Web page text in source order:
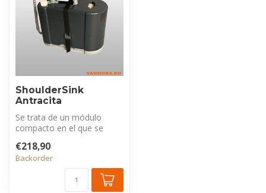
ShoulderSink
Antracita
Se trata de un módulo
compacto en el que se
para lavarse...
€218,90
Backorder